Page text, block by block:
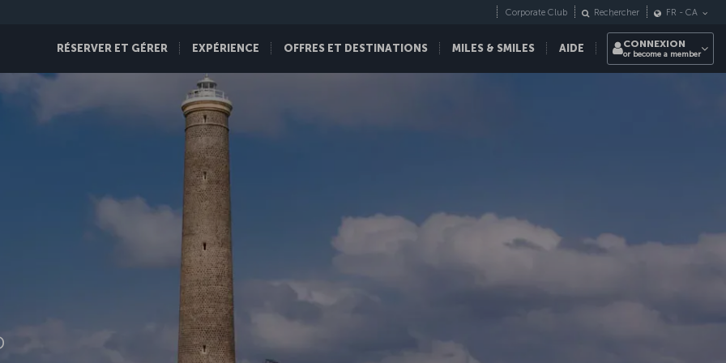
RÉSERVER ET GÉRER EXPÉRIENCE OFFRES ET DESTINATIONS MILES & SMILES AIDE
Corporate Club Rechercher FR - CA
CONNEXION
or become a member